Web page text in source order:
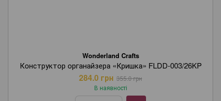
Wonderland Crafts
Конструктор органайзера «Кришка» FLDD-003/26KP
284.0 грн 355.0 грн
В наявності